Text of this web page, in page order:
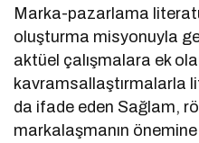
Marka-pazarlama
oluşturma misyonuyla
aktüel çalışmalara ek
kavramsallaştırmalarla
da ifade eden Sağlam,
markalaşmanın